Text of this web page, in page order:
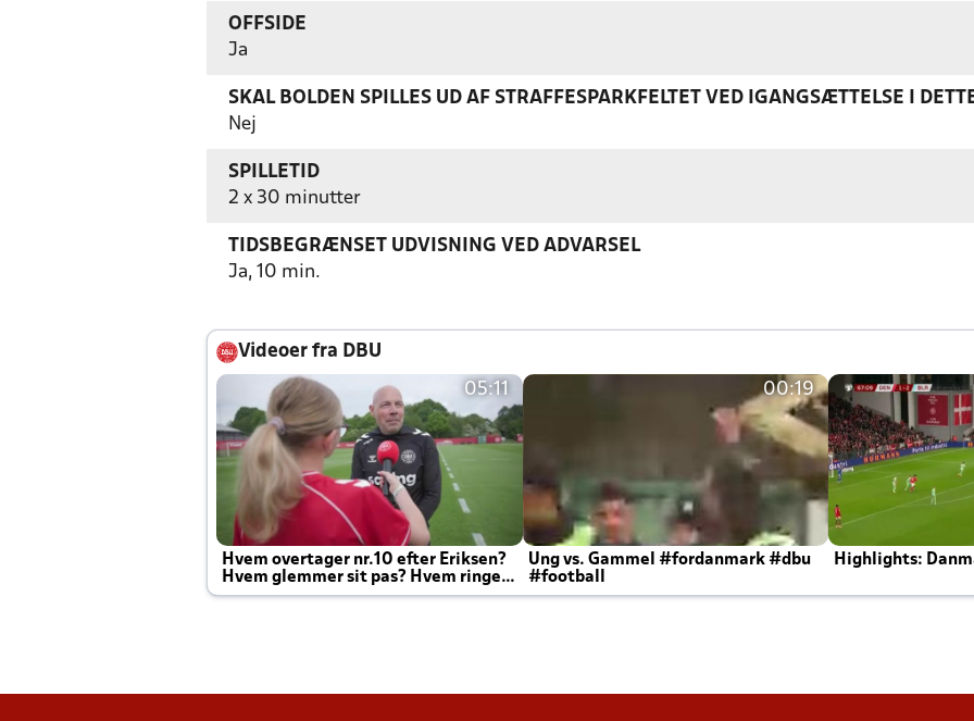
OFFSIDE
Ja
SKAL BOLDEN SPILLES UD AF STRAFFESPARKFELTET VED IGANGSÆTTELSE I
Nej
SPILLETID
2 x 30 minutter
TIDSBEGRÆNSET UDVISNING VED ADVARSEL
Ja, 10 min.
Videoer fra DBU
05:11
Hvem overtager nr.10 efter Eriksen?
Hvem glemmer sit pas? Hvem ringer
Joachim altid til efter kampe?
00:19
Ung vs. Gammel #fordanmark #dbu
#football
Highlights: